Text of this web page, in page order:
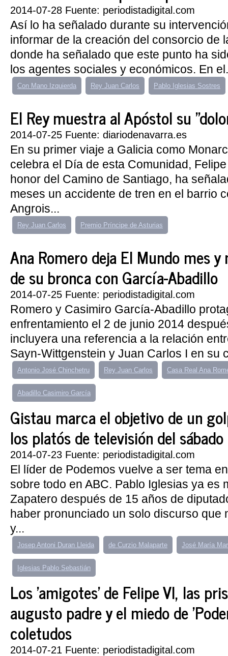
2014-07-28 Fuente: periodistadigital.com
Así lo ha señalado durante su
informar de la creación del consorcio de
donde ha señalado que este punto ha
los agentes sociales y económicos. En
Con Mano Izquierda Rey Juan Carlos Pablo Iglesias Sostres
El Rey muestra al Apóstol su
2014-07-25 Fuente: diariodenavarra.es
En su primer viaje a Galicia como
celebra el Día de esta Comunidad,
honor del Camino de Santiago, ha
meses un accidente de tren en el barrio
Angrois...
Rey Juan Carlos Premio Príncipe de Asturias
Ana Romero deja El Mundo mes
de su bronca con García-Abadillo
2014-07-25 Fuente: periodistadigital.com
Romero y Casimiro García-Abadillo
enfrentamiento el 2 de junio 2014
incluyera una referencia a la relación
Sayn-Wittgenstein y Juan Carlos I en su
Antonio José Chinchetru Rey Juan Carlos Casa Real Ana
Abadillo Casimiro García
Gistau marca el objetivo de un
los platós de televisión del
2014-07-23 Fuente: periodistadigital.com
El líder de Podemos vuelve a ser tema
sobre todo en ABC. Pablo Iglesias ya es
Zapatero después de 15 años de
haber pronunciado un solo discurso que
y...
Josep Antoni Duran Lleida de Curzio Malaparte José María
Iglesias Pablo Sebastián
Los 'amigotes' de Felipe VI, las
augusto padre y el miedo de
coletudos
2014-07-21 Fuente: periodistadigital.com